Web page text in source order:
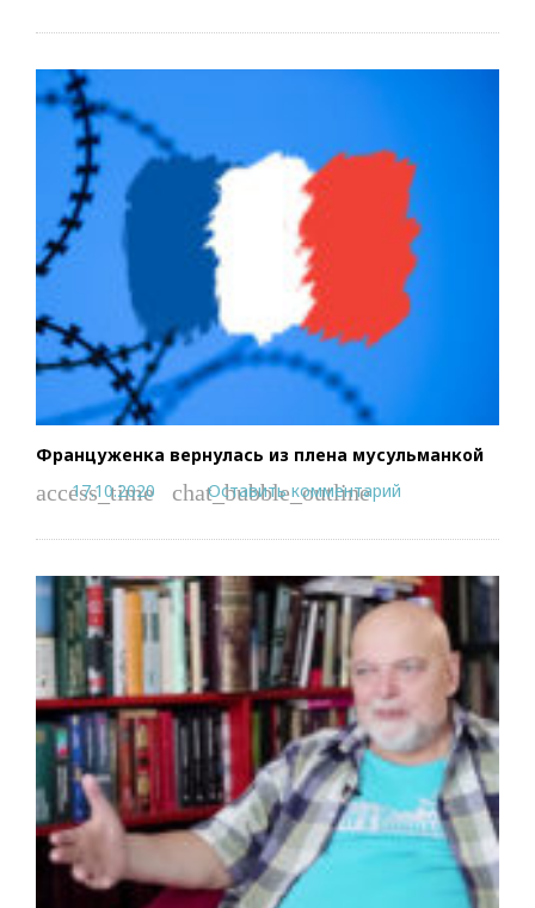
Француженка вернулась из плена мусульманкой
access_time
17.10.2020 chat_bubble_outline
Оставить комментарий